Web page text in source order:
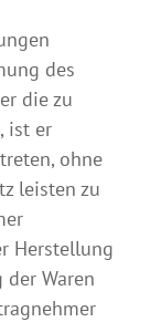
des
die zu
ist er
ohne
leisten zu
Herstellung
Waren